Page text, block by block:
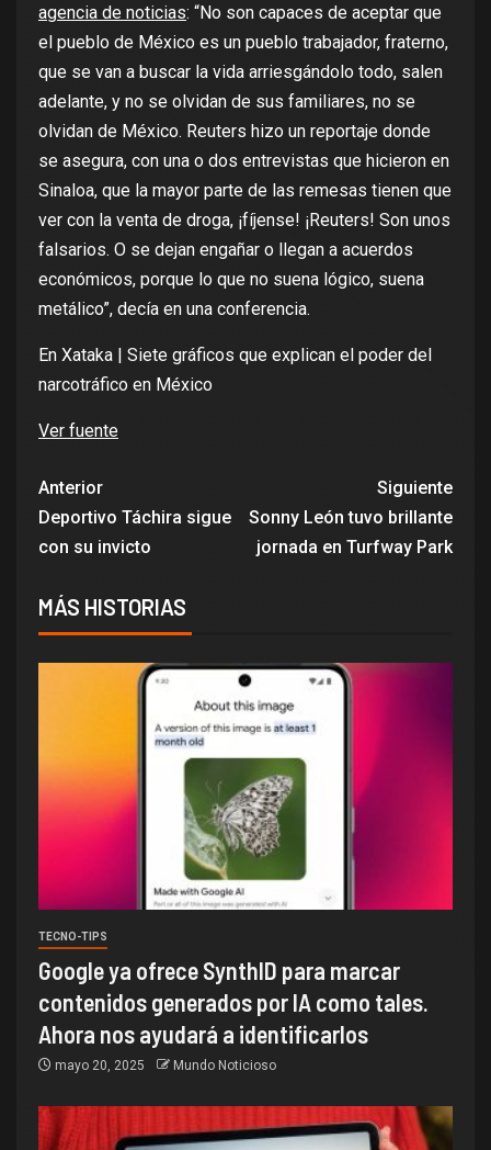
agencia de noticias: “No son capaces de aceptar que
el pueblo de México es un pueblo trabajador, fraterno,
que se van a buscar la vida arriesgándolo todo, salen
adelante, y no se olvidan de sus familiares, no se
olvidan de México. Reuters hizo un reportaje donde
se asegura, con una o dos entrevistas que hicieron en
Sinaloa, que la mayor parte de las remesas tienen que
ver con la venta de droga, ¡fíjense! ¡Reuters! Son unos
falsarios. O se dejan engañar o llegan a acuerdos
económicos, porque lo que no suena lógico, suena
metálico”, decía en una conferencia.
En Xataka | Siete gráficos que explican el poder del
narcotráfico en México
Ver fuente
Anterior
Deportivo Táchira sigue
con su invicto
Siguiente
Sonny León tuvo brillante
jornada en Turfway Park
MÁS HISTORIAS
TECNO-TIPS
Google ya ofrece SynthID para marcar
contenidos generados por IA como tales.
Ahora nos ayudará a identificarlos
mayo 20, 2025 Mundo Noticioso